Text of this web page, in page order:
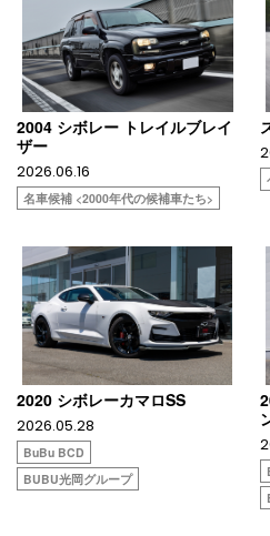
2004 シボレー トレイルブレイ
ザー
2026.06.16
名車候補 <2000年代の候補車たち>
2020 シボレーカマロSS
2026.05.28
BuBu BCD
BUBU光岡グループ